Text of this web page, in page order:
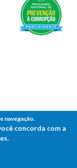
navegação.
concorda com a